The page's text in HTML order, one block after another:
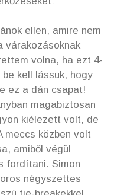
ellen, amire nem
várakozásoknak
volna, ha ezt 4-
be kell lássuk, hogy
ez a dán csapat!
magabiztosan
kiélezett volt, de
meccs közben volt
amiből végül
fordítani. Simon
négyszettes